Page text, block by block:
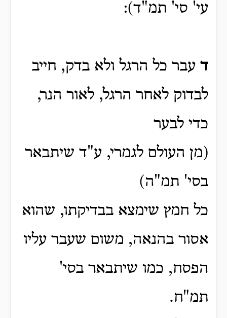
עי' סי' תמ"ד):
ד עבר כל הרגל ולא בדק, חייב
לבדוק לאחר הרגל, לאור הנר,
כדי לבער
(מן העולם לגמרי, ע"ד שיתבאר
בסי' תמ"ה)
כל חמץ שימצא בבדיקתו, שהוא
אסור בהנאה, משום שעבר עליו
הפסח, כמו שיתבאר בסי'
תמ"ח.